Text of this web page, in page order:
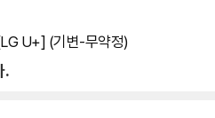
U+] (기변-무약정)
.